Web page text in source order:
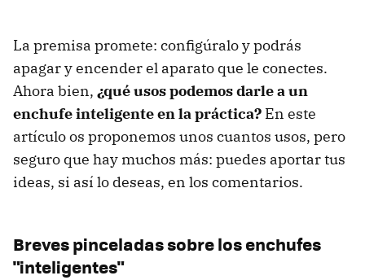
La premisa promete: configúralo y podrás
apagar y encender el aparato que le conectes.
Ahora bien, ¿qué usos podemos darle a un
enchufe inteligente en la práctica? En este
artículo os proponemos unos cuantos usos, pero
seguro que hay muchos más: puedes aportar tus
ideas, si así lo deseas, en los comentarios.
Breves pinceladas sobre los enchufes
"inteligentes"